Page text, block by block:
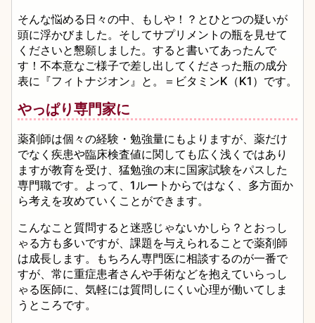
そんな悩める日々の中、もしや！？とひとつの疑いが
頭に浮かびました。そしてサプリメントの瓶を見せて
くださいと懇願しました。すると書いてあったんで
す！不本意なご様子で差し出してくださった瓶の成分
表に『フィトナジオン』と。＝ビタミンK（K1）です。
やっぱり専門家に
薬剤師は個々の経験・勉強量にもよりますが、薬だけ
でなく疾患や臨床検査値に関しても広く浅くではあり
ますが教育を受け、猛勉強の末に国家試験をパスした
専門職です。よって、1ルートからではなく、多方面か
ら考えを攻めていくことができます。
こんなこと質問すると迷惑じゃないかしら？とおっし
ゃる方も多いですが、課題を与えられることで薬剤師
は成長します。もちろん専門医に相談するのが一番で
すが、常に重症患者さんや手術などを抱えていらっし
ゃる医師に、気軽には質問しにくい心理が働いてしま
うところです。